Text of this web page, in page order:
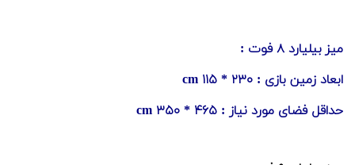
میز بیلیارد ۸ فوت :
ابعاد زمین بازی : ۲۳۰ * ۱۱۵ cm
حداقل فضای مورد نیاز : ۴۶۵ * ۳۵۰ cm